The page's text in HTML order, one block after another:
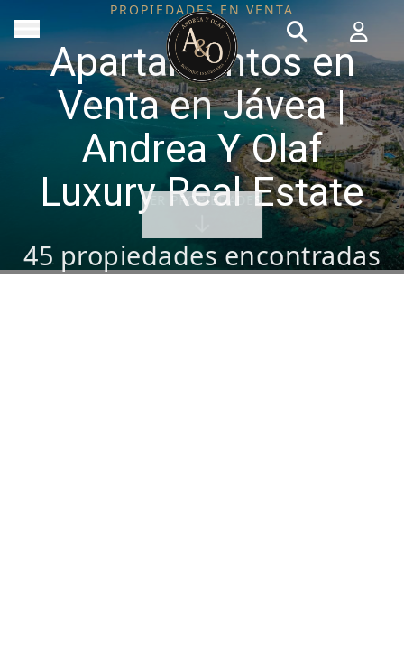
PROPIEDADES EN VENTA
Apartamentos en
Venta en Jávea |
Andrea Y Olaf
Luxury Real Estate
45 propiedades encontradas
VER PROPIEDADES